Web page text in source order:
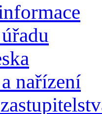
nařízení